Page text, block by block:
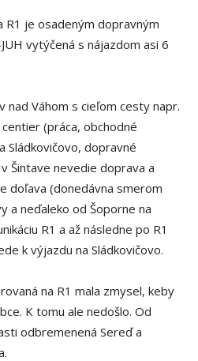
R1 je osadeným dopravným
vytýčená s nájazdom asi 6
nad Váhom s cieľom cesty napr.
(práca, obchodné
Sládkovičovo, dopravné
Šintave nevedie doprava a
doľava (donedávna smerom
a neďaleko od Šoporne na
R1 a až následne po R1
k výjazdu na Sládkovičovo.
na R1 mala zmysel, keby
K tomu ale nedošlo. Od
odbremenená Sereď a